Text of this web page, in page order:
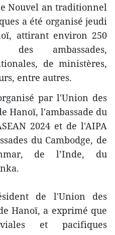
Nouvel an traditionnel
a été organisé jeudi
attirant environ 250
des ambassades,
de ministères,
entre autres.
par l'Union des
Hanoï, l'ambassade du
2024 et de l'AIPA
du Cambodge, de
de l’Inde, du
de l'Union des
Hanoï, a exprimé que
et pacifiques